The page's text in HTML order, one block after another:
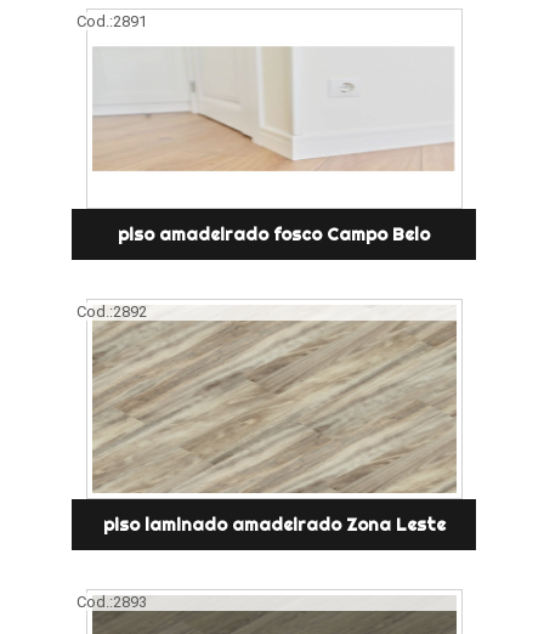
Cod.:2891
piso amadeirado fosco Campo Belo
Cod.:2892
piso laminado amadeirado Zona Leste
Cod.:2893